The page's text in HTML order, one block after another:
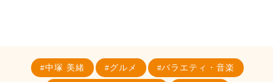
中塚 美緒 グルメ バラエティ・音楽